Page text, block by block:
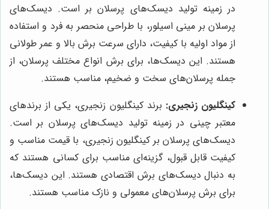
در زمینه تولید دیسک‌های پرسلان بر است. دیسک‌های
پرسلان بر مینی اسیلور، با طراحی منحصر به فرد و استفاده
از مواد اولیه با کیفیت، دارای سرعت برش بالا و عمر طولانی
هستند. این دیسک‌ها، برای برش انواع مختلف پرسلان، از
جمله پرسلان‌های سخت و ضخیم، مناسب هستند.
کینگلیون زنجیری: برند کینگلیون زنجیری، یکی از برندهای
معتبر چینی در زمینه تولید دیسک‌های پرسلان بر است.
دیسک‌های پرسلان بر کینگلیون زنجیری، با قیمت مناسب و
کیفیت قابل قبول، گزینه‌ای مناسب برای کسانی هستند که
به دنبال دیسک‌های برش اقتصادی هستند. این دیسک‌ها،
برای برش پرسلان‌های معمولی و نازک مناسب هستند.